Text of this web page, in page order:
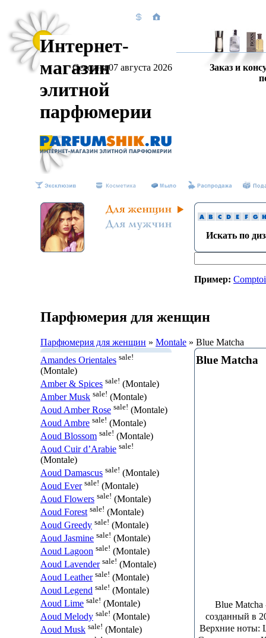
Интернет-
магазин
элитной
парфюмерии
Сегодня 07 августа 2026
Заказ и
Искать по
Пример:
Парфюмерия для женщин
Парфюмерия для женщин » Montale » Blue Matcha
Amandes Orientales sale!
(Montale)
Amber & Spices sale! (Montale)
Amber Musk sale! (Montale)
Aoud Amber Rose sale! (Montale)
Aoud Ambre sale! (Montale)
Aoud Blossom sale! (Montale)
Aoud Cuir d’Arabie sale!
(Montale)
Aoud Damascus sale! (Montale)
Aoud Ever sale! (Montale)
Aoud Flowers sale! (Montale)
Aoud Forest sale! (Montale)
Aoud Greedy sale! (Montale)
Aoud Jasmine sale! (Montale)
Aoud Lagoon sale! (Montale)
Aoud Lavender sale! (Montale)
Aoud Leather sale! (Montale)
Aoud Legend sale! (Montale)
Aoud Lime sale! (Montale)
Aoud Melody sale! (Montale)
Aoud Musk sale! (Montale)
Blue Matcha
Blue Matcha
созданный в
Верхние ноты: